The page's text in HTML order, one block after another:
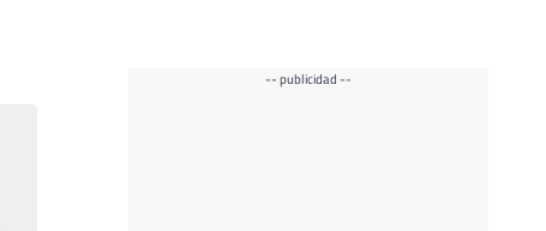
-- publicidad --